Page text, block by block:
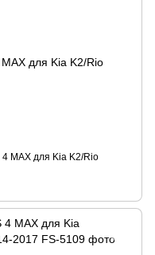
для Kia K2/Rio
4 MAX для Kia K2/Rio